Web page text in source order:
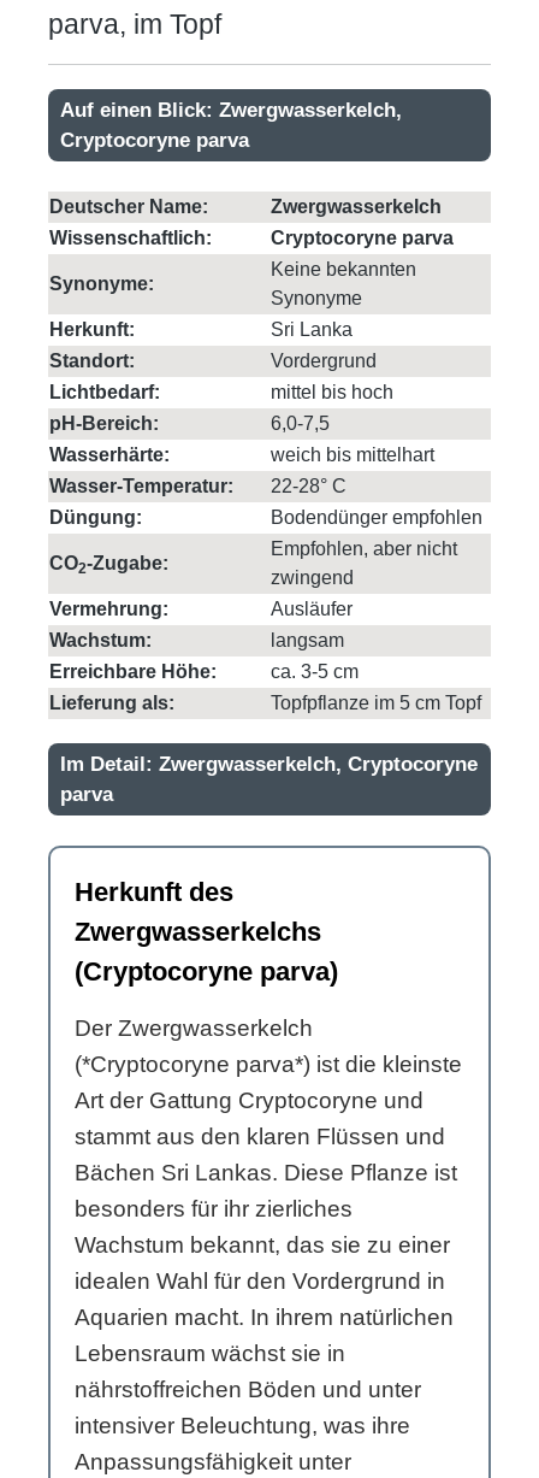
parva, im Topf
Auf einen Blick: Zwergwasserkelch,
Cryptocoryne parva
Deutscher Name:
Zwergwasserkelch
Wissenschaftlich:
Cryptocoryne parva
Synonyme:
Keine bekannten
Synonyme
Herkunft:
Sri Lanka
Standort:
Vordergrund
Lichtbedarf:
mittel bis hoch
pH-Bereich:
6,0-7,5
Wasserhärte:
weich bis mittelhart
Wasser-Temperatur:
22-28° C
Düngung:
Bodendünger empfohlen
CO2-Zugabe:
Empfohlen, aber nicht
zwingend
Vermehrung:
Ausläufer
Wachstum:
langsam
Erreichbare Höhe:
ca. 3-5 cm
Lieferung als:
Topfpflanze im 5 cm Topf
Im Detail: Zwergwasserkelch, Cryptocoryne
parva
Herkunft des
Zwergwasserkelchs
(Cryptocoryne parva)
Der Zwergwasserkelch
(*Cryptocoryne parva*) ist die kleinste
Art der Gattung Cryptocoryne und
stammt aus den klaren Flüssen und
Bächen Sri Lankas. Diese Pflanze ist
besonders für ihr zierliches
Wachstum bekannt, das sie zu einer
idealen Wahl für den Vordergrund in
Aquarien macht. In ihrem natürlichen
Lebensraum wächst sie in
nährstoffreichen Böden und unter
intensiver Beleuchtung, was ihre
Anpassungsfähigkeit unter